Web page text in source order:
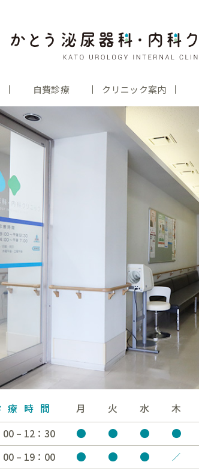
自費診療 クリニック案内
療時間 月 火 水 木
00 – 12：30
● ● ● ●
00 – 19：00 ● ● ● ／